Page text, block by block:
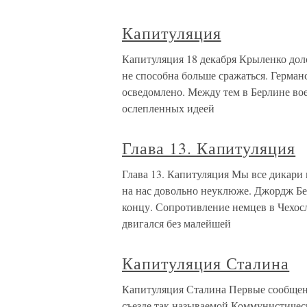
Капитуляция
Капитуляция 18 декабря Крыленко
не способна больше сражаться.
осведомлено. Между тем в Берлине
ослепленных идеей
Глава 13. Капитуляция
Глава 13. Капитуляция Мы все
на нас довольно неуклюже. Джордж
концу. Сопротивление немцев в
двигался без малейшей
Капитуляция Сталина
Капитуляция Сталина Первые